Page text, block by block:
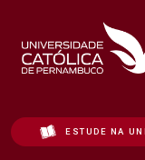
ESTUDE NA